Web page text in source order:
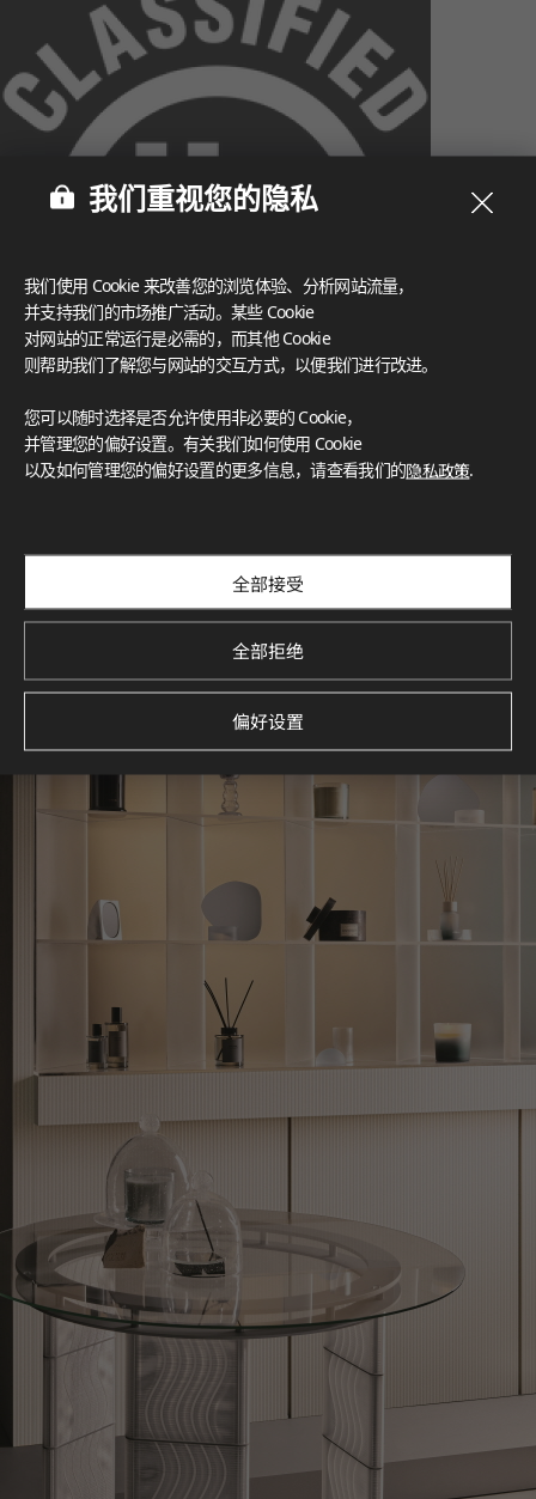
What These Certifications Mean
灵感画廊
我们重视您的隐私
我们使用 Cookie 来改善您的浏览体验、分析网站流量，
并支持我们的市场推广活动。某些 Cookie
对网站的正常运行是必需的，而其他 Cookie
则帮助我们了解您与网站的交互方式，以便我们进行改进。
您可以随时选择是否允许使用非必要的 Cookie，
并管理您的偏好设置。有关我们如何使用 Cookie
以及如何管理您的偏好设置的更多信息，请查看我们的隐私政策.
全部接受
全部拒绝
偏好设置